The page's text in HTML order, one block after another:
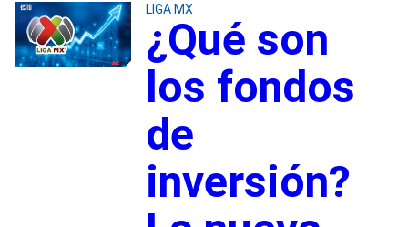
LIGA MX
¿Qué son
los fondos
de
inversión?